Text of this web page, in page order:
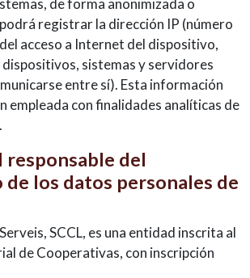
de forma anonimizada o
registrar la dirección IP (número
acceso a Internet del dispositivo,
dispositivos, sistemas y servidores
entre sí). Esta información
empleada con finalidades analíticas de
responsable del
los datos personales de
SCCL, es una entidad inscrita al
de Cooperativas, con inscripción